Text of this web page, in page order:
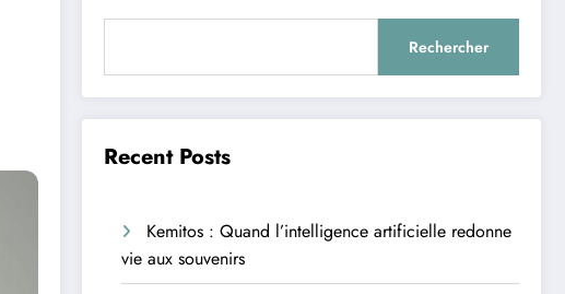
Rechercher
Recent Posts
Kemitos : Quand l’intelligence artificielle redonne
vie aux souvenirs